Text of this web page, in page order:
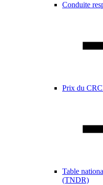
Conduite
Prix du
Table
(TNDR)